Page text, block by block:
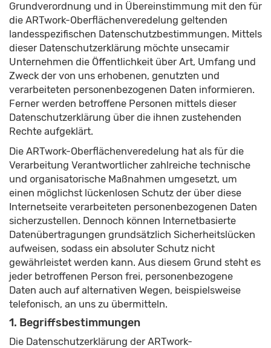
Grundverordnung und in Übereinstimmung mit den für
die ARTwork-Oberflächenveredelung geltenden
landesspezifischen Datenschutzbestimmungen. Mittels
dieser Datenschutzerklärung möchte unsecamir
Unternehmen die Öffentlichkeit über Art, Umfang und
Zweck der von uns erhobenen, genutzten und
verarbeiteten personenbezogenen Daten informieren.
Ferner werden betroffene Personen mittels dieser
Datenschutzerklärung über die ihnen zustehenden
Rechte aufgeklärt.
Die ARTwork-Oberflächenveredelung hat als für die
Verarbeitung Verantwortlicher zahlreiche technische
und organisatorische Maßnahmen umgesetzt, um
einen möglichst lückenlosen Schutz der über diese
Internetseite verarbeiteten personenbezogenen Daten
sicherzustellen. Dennoch können Internetbasierte
Datenübertragungen grundsätzlich Sicherheitslücken
aufweisen, sodass ein absoluter Schutz nicht
gewährleistet werden kann. Aus diesem Grund steht es
jeder betroffenen Person frei, personenbezogene
Daten auch auf alternativen Wegen, beispielsweise
telefonisch, an uns zu übermitteln.
1. Begriffsbestimmungen
Die Datenschutzerklärung der ARTwork-